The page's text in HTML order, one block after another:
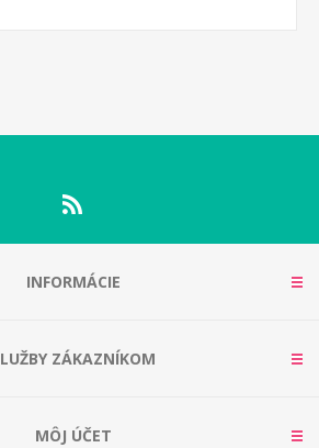
INFORMÁCIE
ZÁKAZNÍKOM
MÔJ ÚČET